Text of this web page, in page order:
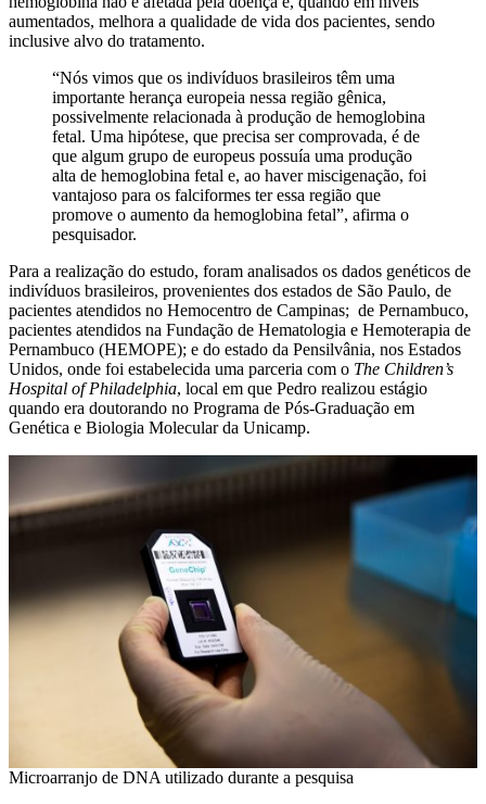
aumentados, melhora a qualidade de vida dos pacientes, sendo
inclusive alvo do tratamento.
“Nós vimos que os indivíduos brasileiros têm uma
importante herança europeia nessa região gênica,
possivelmente relacionada à produção de hemoglobina
fetal. Uma hipótese, que precisa ser comprovada, é de
que algum grupo de europeus possuía uma produção
alta de hemoglobina fetal e, ao haver miscigenação, foi
vantajoso para os falciformes ter essa região que
promove o aumento da hemoglobina fetal”, afirma o
pesquisador.
Para a realização do estudo, foram analisados os dados genéticos de
indivíduos brasileiros, provenientes dos estados de São Paulo, de
pacientes atendidos no Hemocentro de Campinas; de Pernambuco,
pacientes atendidos na Fundação de Hematologia e Hemoterapia de
Pernambuco (HEMOPE); e do estado da Pensilvânia, nos Estados
Unidos, onde foi estabelecida uma parceria com o The Children’s
Hospital of Philadelphia, local em que Pedro realizou estágio
quando era doutorando no Programa de Pós-Graduação em
Genética e Biologia Molecular da Unicamp.
Microarranjo de DNA utilizado durante a pesquisa